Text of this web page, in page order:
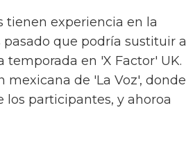
tienen experiencia en la
que podría sustituir a
temporada en 'X Factor' UK.
mexicana de 'La Voz', donde
los participantes, y ahoroa